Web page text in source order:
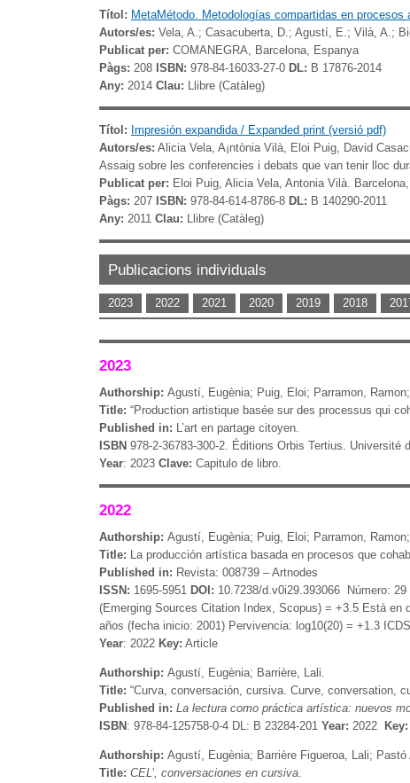
Títol: MetaMétodo. Metodologías compartidas en
Autors/es: Vela, A.; Casacuberta, D.; Agustí, E.; Vilà, A.;
Publicat per: COMANEGRA, Barcelona, Espanya
Pàgs: 208 ISBN: 978-84-16033-27-0 DL: B 17876-2014
Any: 2014 Clau: Llibre (Catàleg)
Títol: Impresión expandida / Expanded print (versió pdf)
Autors/es: Alicia Vela, A¡ntònia Vilà, Eloi Puig, David
Assaig sobre les conferencies i debats que van tenir lloc
Publicat per: Eloi Puig, Alicia Vela, Antonia Vilà.
Pàgs: 207 ISBN: 978-84-614-8786-8 DL: B 140290-2011
Any: 2011 Clau: Llibre (Catàleg)
Publicacions individuals
2023 2022 2021 2020 2019 2018
2023
Authorship: Agustí, Eugènia; Puig, Eloi; Parramon,
Title: “Production artistique basée sur des processus qui
Published in: L’art en partage citoyen.
ISBN 978-2-36783-300-2. Éditions Orbis Tertius.
Year: 2023 Clave: Capitulo de libro.
2022
Authorship: Agustí, Eugènia; Puig, Eloi; Parramon,
Title: La producción artística basada en procesos que
Published in: Revista: 008739 – Artnodes
ISSN: 1695-5951 DOI: 10.7238/d.v0i29.393066 Número:
(Emerging Sources Citation Index, Scopus) = +3.5 Está
años (fecha inicio: 2001) Pervivencia: log10(20) = +1.3
Year: 2022 Key: Article
Authorship: Agustí, Eugènia; Barrière, Lali.
Title: “Curva, conversación, cursiva. Curve, conversation,
Published in: La lectura como práctica artística: nuevos
ISBN : 978-84-125758-0-4 DL: B 23284-201 Year: 2022 Key:
Authorship: Agustí, Eugènia; Barrière Figueroa, Lali; Pastó
Title: CEL’, conversaciones en cursiva.